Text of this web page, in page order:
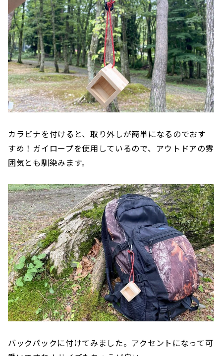
カラビナを付けると、取り外しが簡単になるのでおす
すめ！ガイロープを使用しているので、アウトドアの雰
囲気とも馴染みます。
バックパックに付けてみました。アクセントになって可